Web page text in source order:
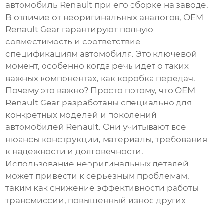
автомобиль Renault при его сборке на заводе.
В отличие от неоригинальных аналогов, OEM
Renault Gear гарантируют полную
совместимость и соответствие
спецификациям автомобиля. Это ключевой
момент, особенно когда речь идет о таких
важных компонентах, как коробка передач.
Почему это важно? Просто потому, что OEM
Renault Gear разработаны специально для
конкретных моделей и поколений
автомобилей Renault. Они учитывают все
нюансы конструкции, материалы, требования
к надежности и долговечности.
Использование неоригинальных деталей
может привести к серьезным проблемам,
таким как снижение эффективности работы
трансмиссии, повышенный износ других